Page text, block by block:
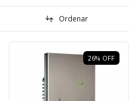
Ordenar
26% OFF